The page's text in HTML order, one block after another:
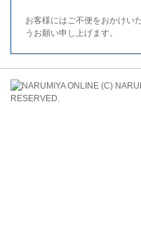
お客様にはご不便をおかけい
うお願い申し上げます。